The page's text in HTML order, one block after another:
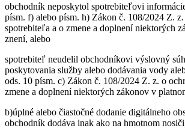
obchodník neposkytol spotrebiteľovi
písm. f) alebo písm. h) Zákon č. 108/2024 Z.
spotrebiteľa a o zmene a doplnení niektorých
znení, alebo
spotrebiteľ neudelil obchodníkovi výslovný
poskytovania služby alebo dodávania vody
ods. 10 písm. c) Zákon č. 108/2024 Z. z. o
zmene a doplnení niektorých zákonov v
b)úplné alebo čiastočné dodanie digitálneho
obchodník dodáva inak ako na hmotnom